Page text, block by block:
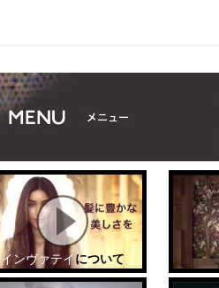
インヴァテイについて